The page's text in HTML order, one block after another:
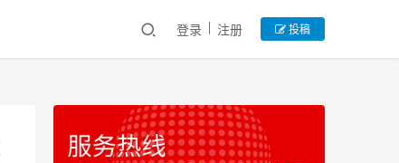
登录 注册 投稿